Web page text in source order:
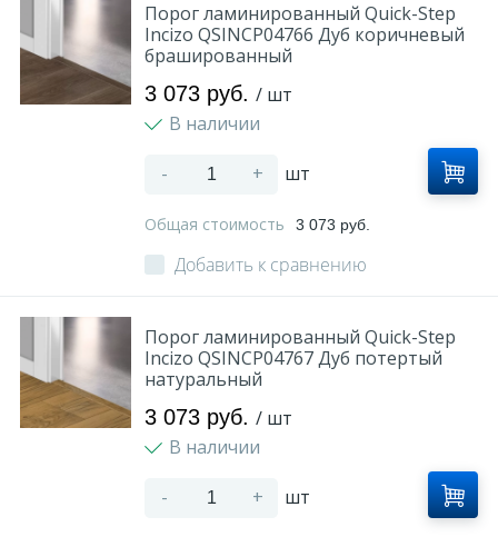
Порог ламинированный Quick-Step
Incizo QSINCP04766 Дуб коричневый
брашированный
3 073 руб. / шт
В наличии
- + шт
Общая стоимость 3 073 руб.
Добавить к сравнению
Порог ламинированный Quick-Step
Incizo QSINCP04767 Дуб потертый
натуральный
3 073 руб. / шт
В наличии
- + шт